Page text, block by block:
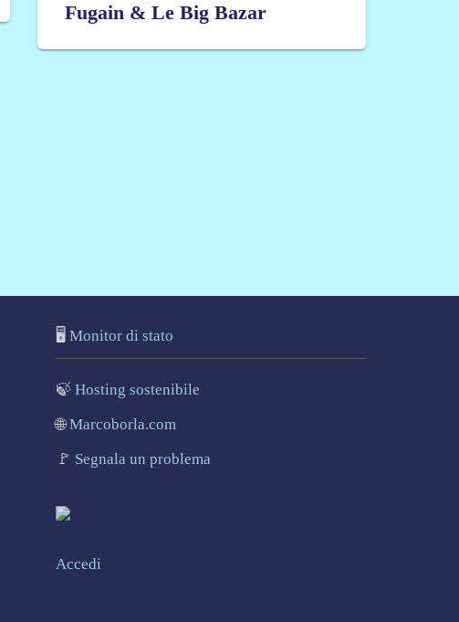
Fugain & Le Big Bazar
🖥️ Monitor di stato
🍃 Hosting sostenibile
🌐Marcoborla.com
🚩 Segnala un problema
Accedi